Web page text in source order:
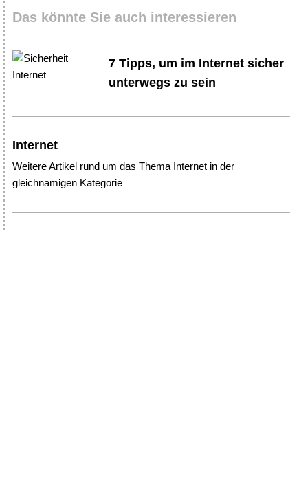
Das könnte Sie auch interessieren
7 Tipps, um im Internet sicher
unterwegs zu sein
Internet
Weitere Artikel rund um das Thema Internet in der
gleichnamigen Kategorie